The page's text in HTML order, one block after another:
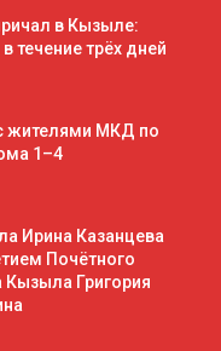
в Кызыле:
течение трёх дней
жителями МКД по
1–4
Ирина Казанцева
Почётного
Кызыла Григория